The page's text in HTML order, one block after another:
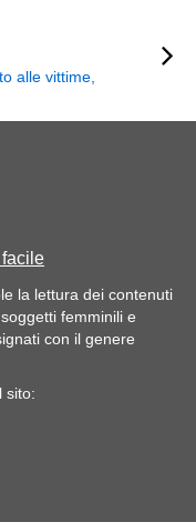
alle vittime,
la lettura dei contenuti
femminili e
con il genere
sito: